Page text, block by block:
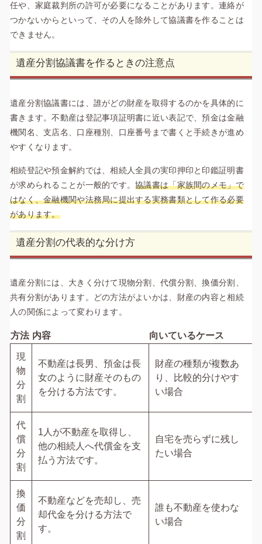
任や、家庭裁判所の許可が必要になることがあります。連絡が
つかないからといって、その人を除外して協議書を作ることは
できません。
遺産分割協議書を作るときの注意点
遺産分割協議書には、誰がどの財産を取得するのかを具体的に
書きます。不動産は登記事項証明書に近い表記で、預金は金融
機関名、支店名、口座種別、口座番号まで書くと手続きが進め
やすくなります。
相続登記や預金解約では、相続人全員の実印押印と印鑑証明書
が求められることが一般的です。協議書は「家族間のメモ」で
はなく、金融機関や法務局に提出する実務書類として作る必要
があります。
遺産分割の代表的な分け方
遺産分割には、大きく分けて現物分割、代償分割、換価分割、
共有分割があります。どの方法がよいかは、財産の内容と相続
人の関係によって変わります。
方法 内容 向いているケース
現
物
分
割
不動産は長男、預金は長
女のように財産そのもの
を分ける方法です。
財産の種類が複数あ
り、比較的分けやす
い場合
代
償
分
割
1人が不動産を取得し、
他の相続人へ代償金を支
払う方法です。
自宅を売らずに残し
たい場合
換
価
分
割
不動産などを売却し、売
却代金を分ける方法で
す。
誰も不動産を使わな
い場合